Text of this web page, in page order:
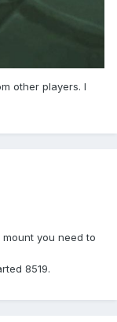
other players. I
you need to
8519.